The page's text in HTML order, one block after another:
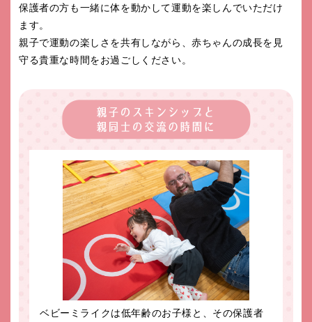
保護者の方も一緒に体を動かして運動を楽しんでいただけ
ます。
親子で運動の楽しさを共有しながら、赤ちゃんの成長を見
守る貴重な時間をお過ごしください。
ベビーミライクは低年齢のお子様と、その保護者